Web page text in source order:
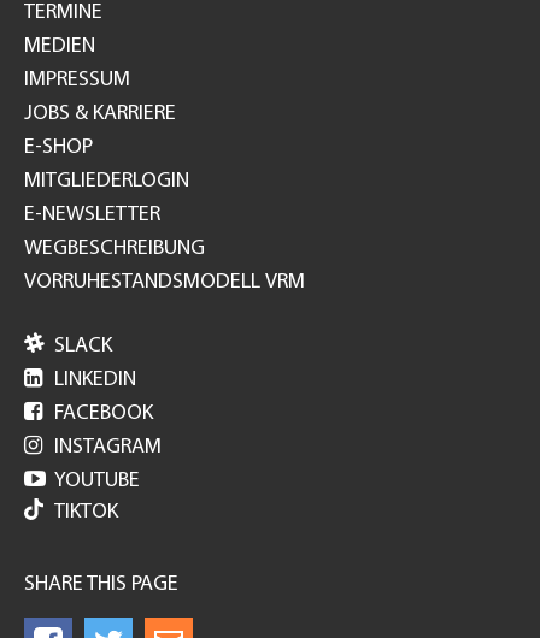
TERMINE
MEDIEN
IMPRESSUM
JOBS & KARRIERE
E-SHOP
MITGLIEDERLOGIN
E-NEWSLETTER
WEGBESCHREIBUNG
VORRUHESTANDSMODELL VRM
 SLACK
 LINKEDIN
 FACEBOOK
 INSTAGRAM
 YOUTUBE
TIKTOK
SHARE THIS PAGE